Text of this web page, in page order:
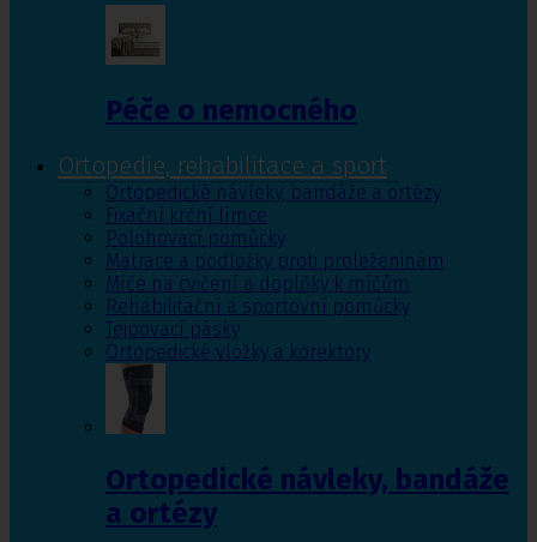
Péče o nemocného
Ortopedie, rehabilitace a sport
Ortopedické návleky, bandáže a ortézy
Fixační krční límce
Polohovací pomůcky
Matrace a podložky proti proleženinám
Míče na cvičení a doplňky k míčům
Rehabilitační a sportovní pomůcky
Tejpovací pásky
Ortopedické vložky a korektory
Ortopedické návleky, bandáže
a ortézy